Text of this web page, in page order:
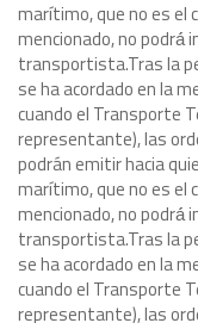
marítimo, que no es
mencionado, no podrá́
transportista.Tras la
se ha acordado en la
cuando el Transporte
representante), las
podrán emitir hacia
marítimo, que no es
mencionado, no podrá́
transportista.Tras la
se ha acordado en la
cuando el Transporte
representante), las